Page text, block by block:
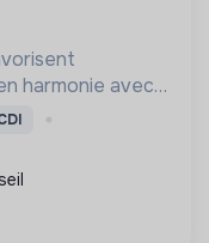
harmonie avec